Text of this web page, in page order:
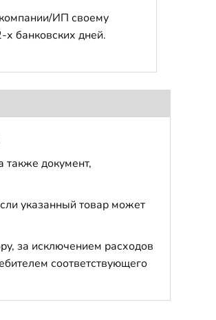
ИП своему
банковских дней.
также документ,
указанный товар может
за исключением расходов
соответствующего